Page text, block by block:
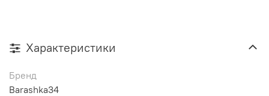
Характеристики
Бренд
Barashka34